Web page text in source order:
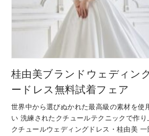
桂由美ブランドウェディン
ードレス無料試着フェア
世界中から選びぬかれた最高級の素材を使
い 洗練されたクチュールテクニックで作り
クチュールウェディングドレス・桂由美 一